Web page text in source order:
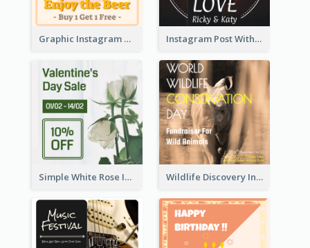
Graphic Instagram Post Of Buy 1 Get 1 Free Instagram Post With Photo Of Couple
Simple White Rose Instagram Of Valentine's Day Wildlife Discovery Instagram Poster Design